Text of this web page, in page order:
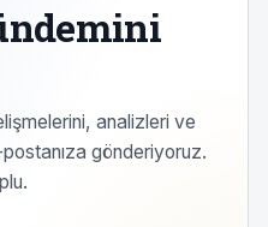
analizleri ve
gönderiyoruz.